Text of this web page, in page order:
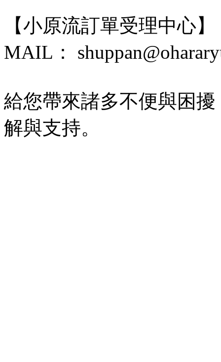
【小原流訂單受理中心】
MAIL：
給您帶來諸多不便與困
解與支持。